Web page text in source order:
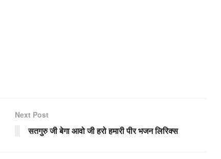
Next Post
सतगुरु जी बेगा आवो जी हरो हमारी पीर भजन लिरिक्स